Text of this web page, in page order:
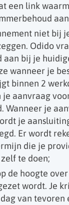
een link
niet bij
Odido
aan bij je
wanneer je
binnen 2
je aanvraag
Wanneer je
je
Er wordt
die je
te doen;
de hoogte
wordt. Je
van tevoren